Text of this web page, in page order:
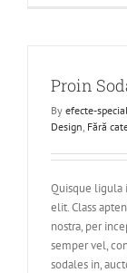
Proin
By efecte-
Design, Fără
Quisque ligula
elit. Class
nostra, per
semper vel,
sodales in,